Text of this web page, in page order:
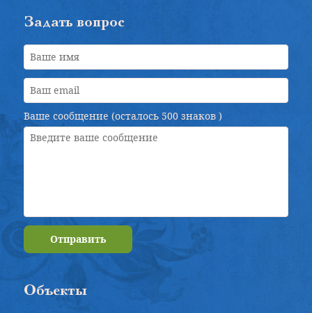
Задать вопрос
Ваше сообщение (осталось 500 знаков )
Отправить
Объекты